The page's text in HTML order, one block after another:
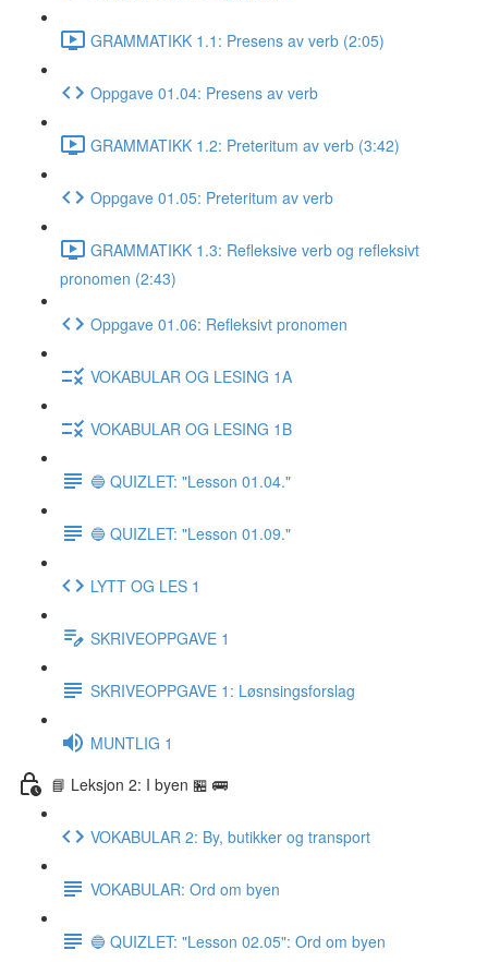
GRAMMATIKK 1.1: Presens av verb (2:05)
Oppgave 01.04: Presens av verb
GRAMMATIKK 1.2: Preteritum av verb (3:42)
Oppgave 01.05: Preteritum av verb
GRAMMATIKK 1.3: Refleksive verb og refleksivt
pronomen (2:43)
Oppgave 01.06: Refleksivt pronomen
VOKABULAR OG LESING 1A
VOKABULAR OG LESING 1B
🔵 QUIZLET: "Lesson 01.04."
🔵 QUIZLET: "Lesson 01.09."
LYTT OG LES 1
SKRIVEOPPGAVE 1
SKRIVEOPPGAVE 1: Løsnsingsforslag
MUNTLIG 1
📘 Leksjon 2: I byen 🏪 🚌
VOKABULAR 2: By, butikker og transport
VOKABULAR: Ord om byen
🔵 QUIZLET: "Lesson 02.05": Ord om byen